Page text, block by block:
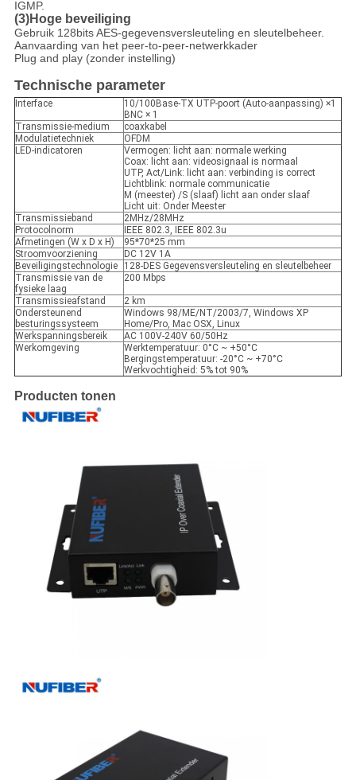
IGMP.
(3)Hoge beveiliging
Gebruik 128bits AES-gegevensversleuteling en sleutelbeheer.
Aanvaarding van het peer-to-peer-netwerkkader
Plug and play (zonder instelling)
Technische parameter
Interface
10/100Base-TX UTP-poort (Auto-aanpassing) ×1
BNC × 1
Transmissie-medium
coaxkabel
Modulatietechniek
OFDM
LED-indicatoren
Vermogen: licht aan: normale werking
Coax: licht aan: videosignaal is normaal
UTP, Act/Link: licht aan: verbinding is correct
Lichtblink: normale communicatie
M (meester) /S (slaaf) licht aan onder slaaf
Licht uit: Onder Meester
Transmissieband
2MHz/28MHz
Protocolnorm
IEEE 802.3, IEEE 802.3u
Afmetingen (W x D x H)
95*70*25 mm
Stroomvoorziening
DC 12V 1A
Beveiligingstechnologie
128-DES Gegevensversleuteling en sleutelbeheer
Transmissie van de
fysieke laag
200 Mbps
Transmissieafstand
2 km
Ondersteunend
besturingssysteem
Windows 98/ME/NT/2003/7, Windows XP
Home/Pro, Mac OSX, Linux
Werkspanningsbereik
AC 100V-240V 60/50Hz
Werkomgeving
Werktemperatuur: 0°C ~ +50°C
Bergingstemperatuur: -20°C ~ +70°C
Werkvochtigheid: 5% tot 90%
Producten tonen